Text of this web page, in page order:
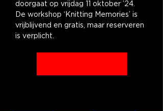
doorgaat op vrijdag 11 oktober ’24.
De workshop ‘Knitting Memories’ is
vrijblijvend en gratis, maar reserveren
is verplicht.